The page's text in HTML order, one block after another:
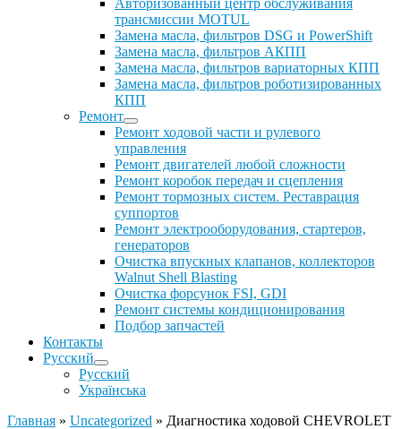
Авторизованный центр обслуживания
трансмиссии MOTUL
Замена масла, фильтров DSG и PowerShift
Замена масла, фильтров АКПП
Замена масла, фильтров вариаторных КПП
Замена масла, фильтров роботизированных
КПП
Ремонт
Ремонт ходовой части и рулевого
управления
Ремонт двигателей любой сложности
Ремонт коробок передач и сцепления
Ремонт тормозных систем. Реставрация
суппортов
Ремонт электрооборудования, стартеров,
генераторов
Очистка впускных клапанов, коллекторов
Walnut Shell Blasting
Очистка форсунок FSI, GDI
Ремонт системы кондиционирования
Подбор запчастей
Контакты
Русский
Русский
Українська
Главная » Uncategorized » Диагностика ходовой CHEVROLET